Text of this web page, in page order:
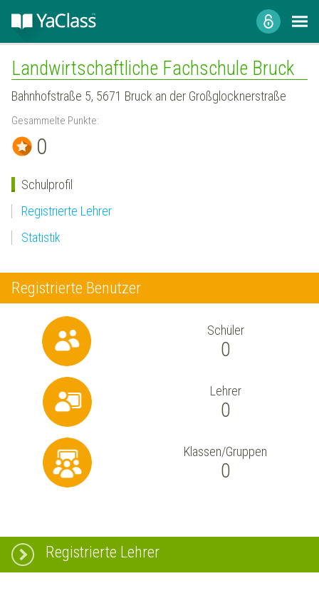
Landwirtschaftliche Fachschule Bruck
Bahnhofstraße 5, 5671 Bruck an der Großglocknerstraße
Gesammelte Punkte:
0
Schulprofil
Registrierte Lehrer
Statistik
Registrierte Benutzer
Schüler
0
Lehrer
0
Klassen/Gruppen
0
Registrierte Lehrer